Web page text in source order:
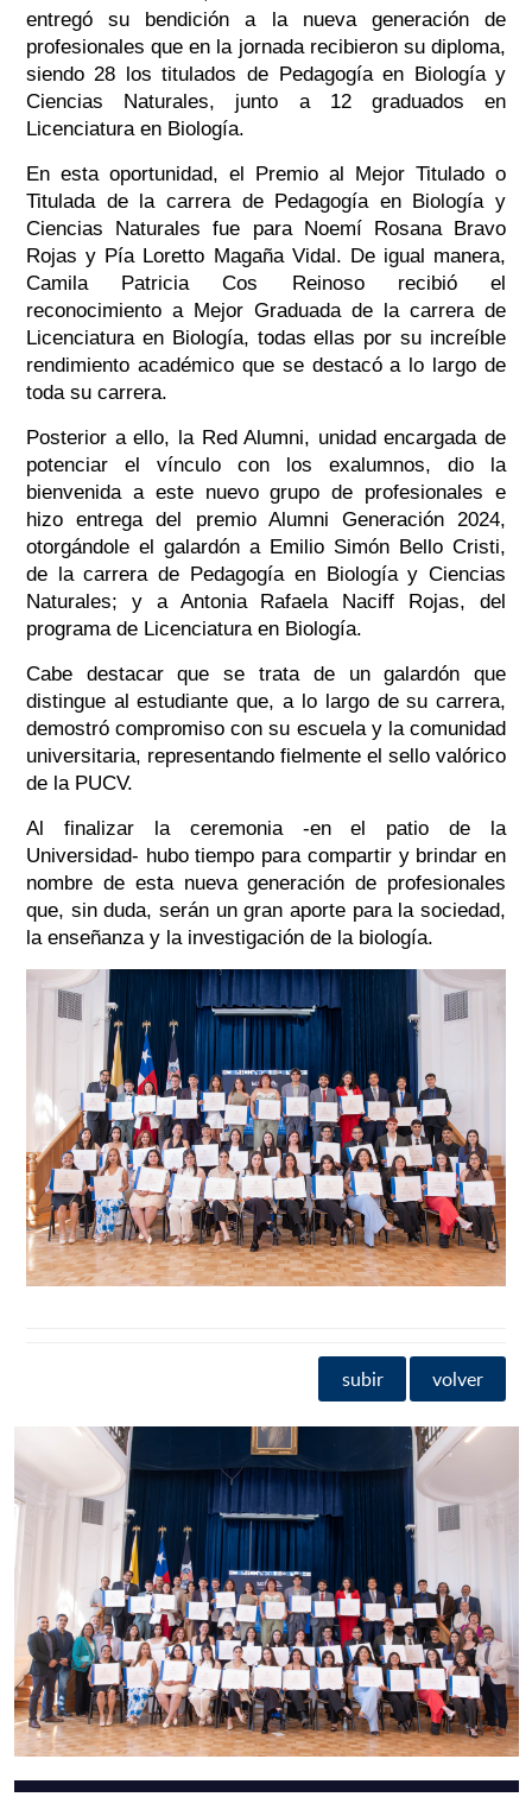
entregó su bendición a la nueva generación de
profesionales que en la jornada recibieron su diploma,
siendo 28 los titulados de Pedagogía en Biología y
Ciencias Naturales, junto a 12 graduados en
Licenciatura en Biología.
En esta oportunidad, el Premio al Mejor Titulado o
Titulada de la carrera de Pedagogía en Biología y
Ciencias Naturales fue para Noemí Rosana Bravo
Rojas y Pía Loretto Magaña Vidal. De igual manera,
Camila Patricia Cos Reinoso recibió el
reconocimiento a Mejor Graduada de la carrera de
Licenciatura en Biología, todas ellas por su increíble
rendimiento académico que se destacó a lo largo de
toda su carrera.
Posterior a ello, la Red Alumni, unidad encargada de
potenciar el vínculo con los exalumnos, dio la
bienvenida a este nuevo grupo de profesionales e
hizo entrega del premio Alumni Generación 2024,
otorgándole el galardón a Emilio Simón Bello Cristi,
de la carrera de Pedagogía en Biología y Ciencias
Naturales; y a Antonia Rafaela Naciff Rojas, del
programa de Licenciatura en Biología.
Cabe destacar que se trata de un galardón que
distingue al estudiante que, a lo largo de su carrera,
demostró compromiso con su escuela y la comunidad
universitaria, representando fielmente el sello valórico
de la PUCV.
Al finalizar la ceremonia -en el patio de la
Universidad- hubo tiempo para compartir y brindar en
nombre de esta nueva generación de profesionales
que, sin duda, serán un gran aporte para la sociedad,
la enseñanza y la investigación de la biología.
subir volver